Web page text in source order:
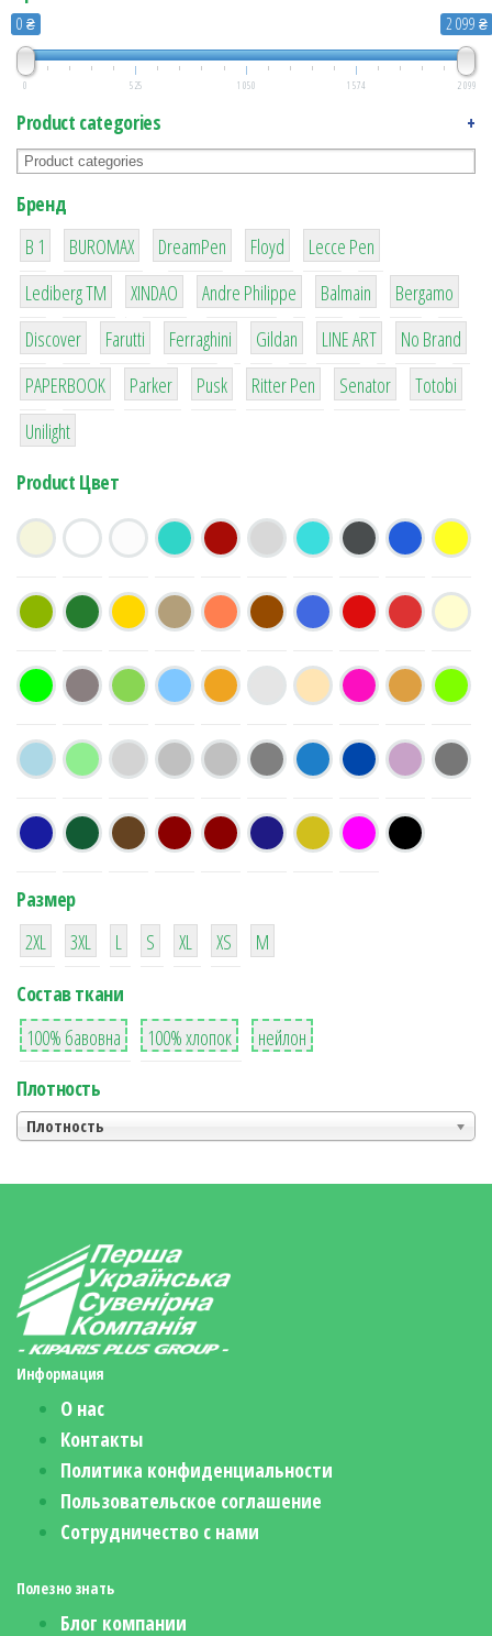
0 ₴ 2 099 ₴
0 525 1 050 1 574 2 099
Product categories +
Бренд
B 1
1
BUROMAX
1
DreamPen
2
Floyd
2
Lecce Pen
3
Lediberg ТМ
3
XINDAO
1
Andre Philippe
4
Balmain
26
Bergamo
64
Discover
299
Farutti
4
Ferraghini
42
Gildan
4
LINE ART
90
No Brand
8
PAPERBOOK
6
Parker
2
Pusk
22
Ritter Pen
15
Senator
43
Totobi
1
Unilight
Product Цвет
Размер
38
2XL
16
3XL
42
L
42
S
42
XL XS
М
Состав ткани
8
100% бавовна
36
100% хлопок
2
нейлон
Плотность
Плотность
Информация
О нас
Контакты
Политика конфиденциальности
Пользовательское соглашение
Сотрудничество с нами
Полезно знать
Блог компании